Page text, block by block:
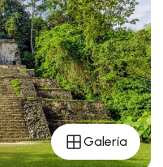
Galería